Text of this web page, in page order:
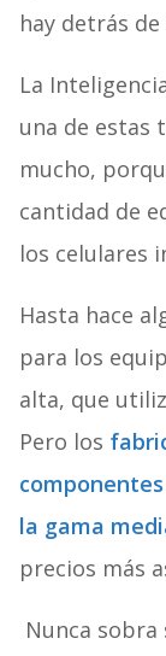
hay detrás de
La
una de estas
mucho,
cantidad de
los celulares
Hasta hace
para los
alta, que
Pero los
la gama
precios más
Nunca